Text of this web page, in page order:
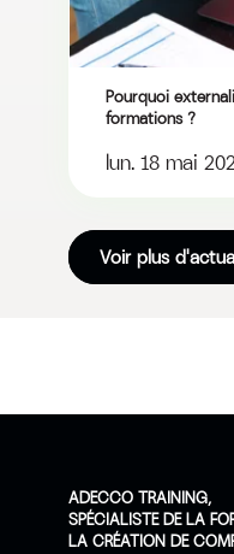
Pourquoi
formations ?
lun. 18 mai
Voir plus
ADECCO TRAINING,
SPÉCIALISTE DE LA
LA CRÉATION DE